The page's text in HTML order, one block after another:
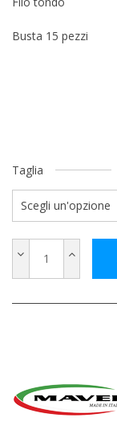
Busta 15 pezzi
Taglia